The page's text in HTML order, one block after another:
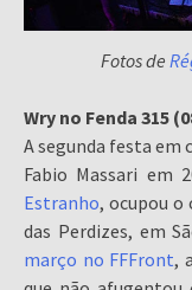
Fotos de
Wry no Fenda 315
A segunda festa em
Fabio Massari em
Estranho, ocupou o
das Perdizes, em
março no FFFront,